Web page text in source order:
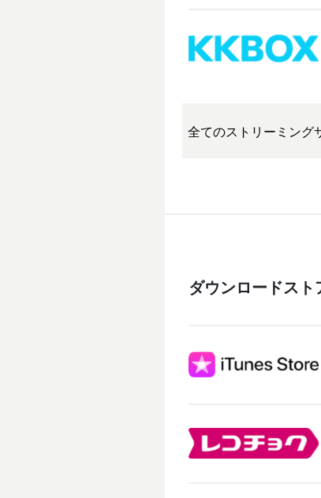
全てのストリーミング
ダウンロードスト